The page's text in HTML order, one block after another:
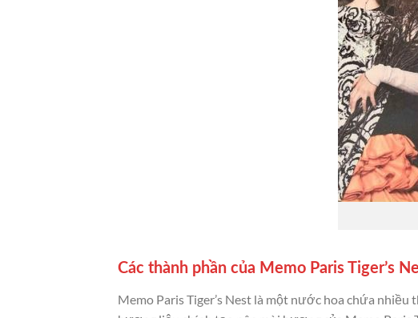
Các thành phần của Memo Paris Tiger’s
Memo Paris Tiger’s Nest là một nước hoa chứa